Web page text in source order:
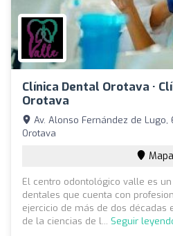
Clínica Dental Orotava ·
Orotava
Av. Alonso Fernández de
Orotava
Mapa
El centro odontológico valle es
dentales que cuenta con
ejercicio de más de dos décadas
de la ciencias de l... Seguir